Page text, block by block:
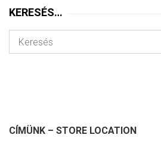
KERESÉS…
CÍMÜNK – STORE LOCATION